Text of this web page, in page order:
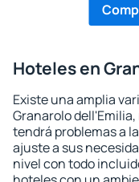
Hoteles en
Existe una amplia
Granarolo
tendrá problemas a
ajuste a sus
nivel con todo